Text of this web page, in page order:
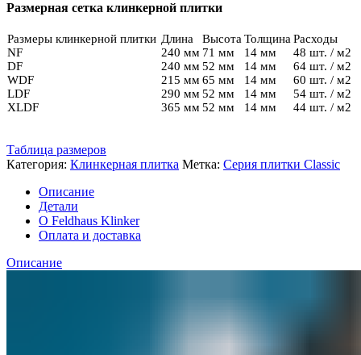
NF9
Размерная сетка клинкерной плитки
Размеры клинкерной плитки Длина ВысотаТолщинаРасходы
NF
240 мм 71 мм 14 мм
48 шт. / м2
DF
240 мм 52 мм 14 мм
64 шт. / м2
WDF
215 мм 65 мм 14 мм
60 шт. / м2
LDF
290 мм 52 мм 14 мм
54 шт. / м2
XLDF
365 мм 52 мм 14 мм 44 шт. / м2
Таблица размеров
Категория: Клинкерная плитка Метка: Серия плитки Classic
Описание
Детали
О Feldhaus Klinker
Оплата и доставка
Описание